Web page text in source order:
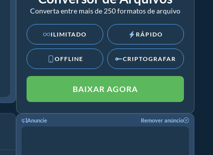
Converta entre mais de 250 formatos de arquivo
ILIMITADO RÁPIDO
OFFLINE CRIPTOGRAFAR
BAIXAR AGORA
Anuncie Remover anúncio